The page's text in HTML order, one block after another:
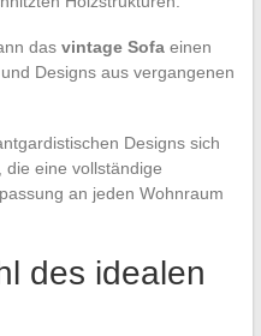
das vintage Sofaeinen
Designs aus vergangenen
Designs sich
die eine vollständige
an jeden Wohnraum
des idealen